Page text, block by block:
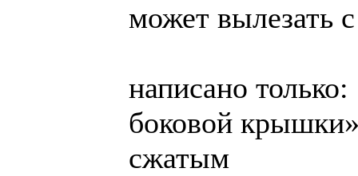
может вылезать
написано
боковой
сжатым